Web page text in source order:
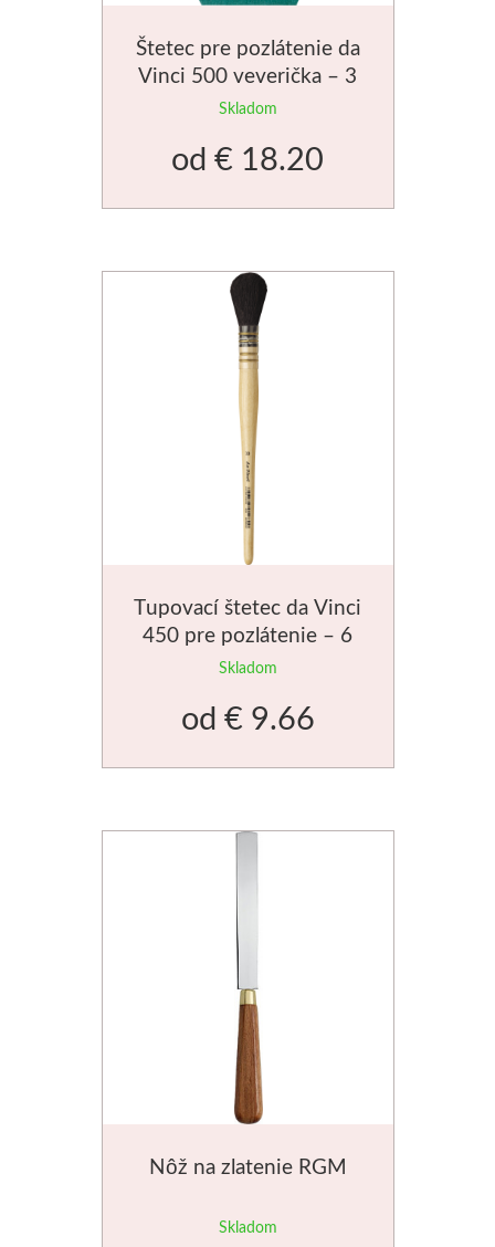
Štetec pre pozlátenie da
Vinci 500 veverička – 3
veľkosti
Skladom
od € 18.20
Tupovací štetec da Vinci
450 pre pozlátenie – 6
veľkostí
Skladom
od € 9.66
Nôž na zlatenie RGM
Skladom